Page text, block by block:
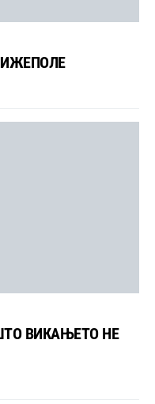
ВИКАЊЕТО НЕ